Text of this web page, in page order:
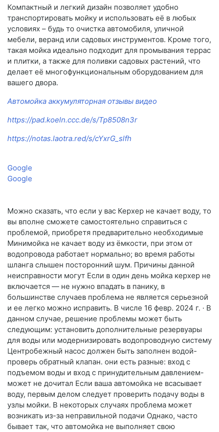
Компактный и легкий дизайн позволяет удобно
транспортировать мойку и использовать её в любых
условиях – будь то очистка автомобиля, уличной
мебели, веранд или садовых инструментов. Кроме того,
такая мойка идеально подходит для промывания террас
и плитки, а также для поливки садовых растений, что
делает её многофункциональным оборудованием для
вашего двора.
Автомойка аккумуляторная отзывы видео
https://pad.koeln.ccc.de/s/Tp8508n3r
https://notas.laotra.red/s/cYxrG_slfh
Google
Google
Можно сказать, что если у вас Керхер не качает воду, то
вы вполне сможете самостоятельно справиться с
проблемой, приобретя предварительно необходимые
Минимойка не качает воду из ёмкости, при этом от
водопровода работает нормально; во время работы
шланга слышен посторонний шум. Причины данной
неисправности могут Если в один день мойка керхер не
включается — не нужно впадать в панику, в
большинстве случаев проблема не является серьезной
и ее легко можно исправить. В числе 16 февр. 2024 г. · В
данном случае, решение проблемы может быть
следующим: установить дополнительные резервуары
для воды или модернизировать водопроводную систему
Центробежный насос должен быть заполнен водой-
проверь обратный клапан. они есть разные: вход с
подъемом воды и вход с принудительным давлением-
может не дочитал Если ваша автомойка не всасывает
воду, первым делом следует проверить подачу воды в
узлы мойки. В некоторых случаях проблема может
возникать из-за неправильной подачи Однако, часто
бывает так, что автомойка не выполняет свою